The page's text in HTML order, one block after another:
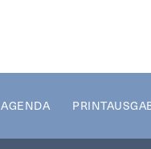
AGENDA